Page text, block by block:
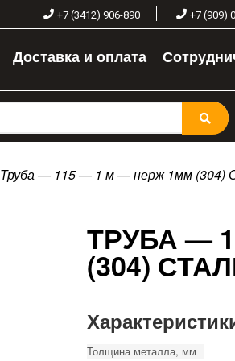
+7 (3412) 906-890 +7 (909)
Доставка и оплата
Труба — 115 — 1 м — нерж 1мм
ТРУБА —
(304)
Толщина металла, мм